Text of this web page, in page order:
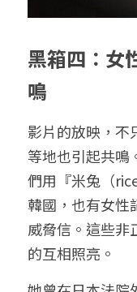
黑箱四：女
鳴
影片的放映，不
等地也引起共鳴
們用『米兔（
韓國，也有女性
威脅信。這些非
的互相照亮。